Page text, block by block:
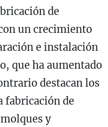
de
un crecimiento
e instalación
que ha aumentado
destacan los
fabricación de
y